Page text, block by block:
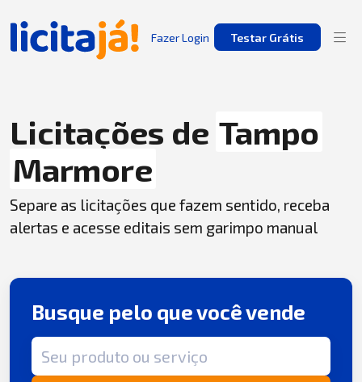
Fazer Login Testar Grátis
Licitações de Tampo
Marmore
Separe as licitações que fazem sentido, receba
alertas e acesse editais sem garimpo manual
Busque pelo que você vende
Termo de busca